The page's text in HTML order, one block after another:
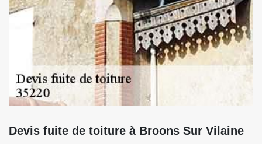
Devis fuite de toiture à Broons Sur Vilaine